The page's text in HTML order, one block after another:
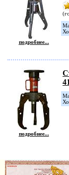
подробнее...
подробнее...